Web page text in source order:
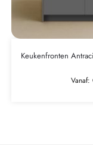
Keukenfronten
Vanaf: